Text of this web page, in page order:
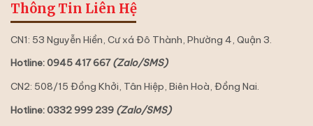
Thông Tin Liên Hệ
CN1: 53 Nguyễn Hiền, Cư xá Đô Thành, Phường 4, Quận 3.
Hotline: 0945 417 667(Zalo/SMS)
CN2: 508/15 Đồng Khởi, Tân Hiệp, Biên Hoà, Đồng Nai.
Hotline: 0332 999 239 (Zalo/SMS)